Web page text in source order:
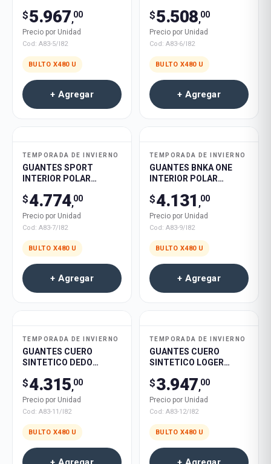
$5.967,00
Precio por Unidad
Cod: A83-5/I82
BULTO X480 U
+ Agregar
$5.508,00
Precio por Unidad
Cod: A83-6/I82
BULTO X480 U
+ Agregar
TEMPORADA DE INVIERNO
GUANTES SPORT
INTERIOR POLAR
$4.774,00
Precio por Unidad
Cod: A83-7/I82
BULTO X480 U
+ Agregar
TEMPORADA DE INVIERNO
GUANTES BNKA ONE
INTERIOR POLAR
$4.131 ,00
Precio por Unidad
Cod: A83-9/I82
BULTO X480 U
+ Agregar
TEMPORADA DE INVIERNO
GUANTES CUERO
SINTETICO DEDO
POLAR HOMBRE 480u
$4.315,00
Precio por Unidad
Cod: A83-11/I82
BULTO X480 U
TEMPORADA DE INVIERNO
GUANTES CUERO
SINTETICO LOGER
POLAR HOMBRE 480u
$3.947,00
Precio por Unidad
Cod: A83-12/I82
BULTO X480 U